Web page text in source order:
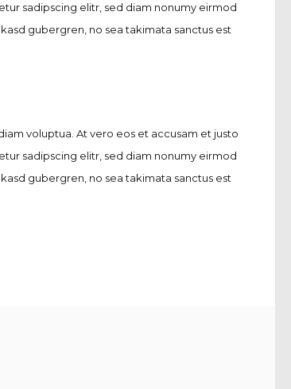
sadipscing elitr, sed diam nonumy eirmod
gubergren, no sea takimata sanctus est
voluptua. At vero eos et accusam et justo
sadipscing elitr, sed diam nonumy eirmod
gubergren, no sea takimata sanctus est